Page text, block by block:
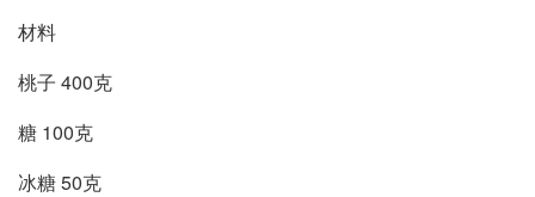
材料
桃子 400克
糖 100克
冰糖 50克